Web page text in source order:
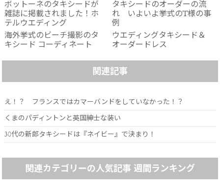
ボットーネのタキシードが
雑誌に掲載されました！ホ
テルウエディング
タキシードのオーダーの流
れ いよいよ挙式のT様の事
例
海外挙式のビーチ撮影のタ
キシード コーディネート
ウエディングタキシード＆
オーダードレス
関連記事
え！？ フランスではカマーバンドをしていなかった！？
くまのパディントンと英国紳士な装い
30代の新郎タキシードは『ネイビー』で決まり！
関連カテゴリーの人気記事 週間ランキング